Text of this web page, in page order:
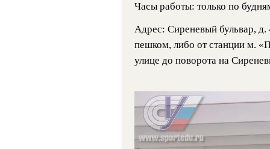
Часы работы: только по
Адрес: Сиреневый бульвар,
пешком, либо от станции м.
улице до поворота на